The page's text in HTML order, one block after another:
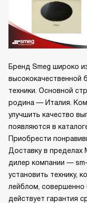
Бренд Smeg широко
высококачественной
техники. Основной
родина — Италия.
улучшить качество
появляются в
Приобрести
Доставку в
дилер компании —
установить технику,
лейблом,
действует гарантия